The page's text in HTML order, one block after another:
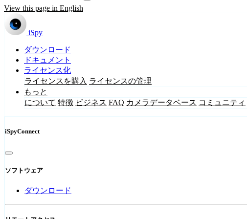
View this page in English
iSpy
ダウンロード
ドキュメント
ライセンス化
ライセンスを購入 ライセンスの管理
もっと
について 特徴 ビジネス FAQ カメラデータベース コミュニティ
iSpyConnect
ソフトウェア
ダウンロード